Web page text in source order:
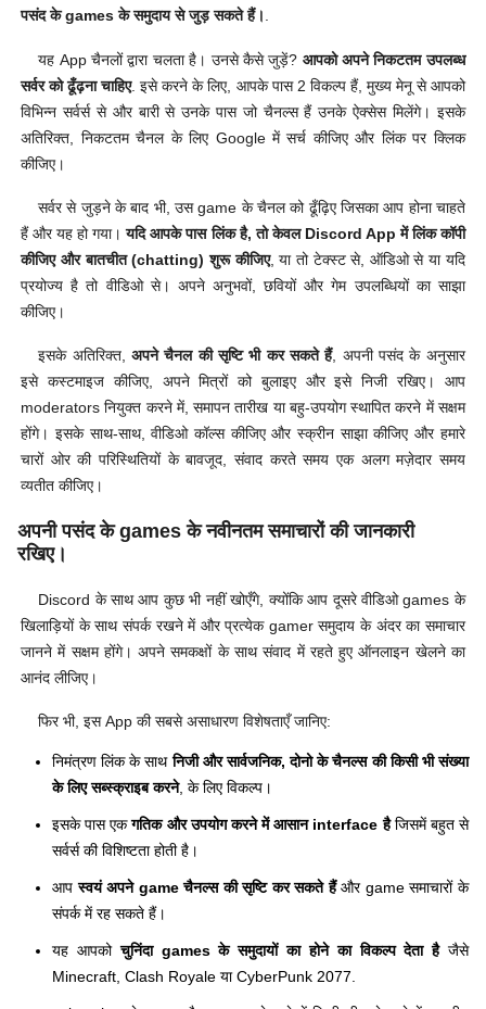
पसंद के games के समुदाय से जुड़ सकते हैं।.
यह App चैनलों द्वारा चलता है। उनसे कैसे जुड़ें? आपको अपने निकटतम उपलब्ध
सर्वर को ढूँढ़ना चाहिए. इसे करने के लिए, आपके पास 2 विकल्प हैं, मुख्य मेनू से आपको
विभिन्न सर्वर्स से और बारी से उनके पास जो चैनल्स हैं उनके ऐक्सेस मिलेंगे। इसके
अतिरिक्त, निकटतम चैनल के लिए Google में सर्च कीजिए और लिंक पर क्लिक
कीजिए।
सर्वर से जुड़ने के बाद भी, उस game के चैनल को ढूँढ़िए जिसका आप होना चाहते
हैं और यह हो गया।यदि आपके पास लिंक है, तो केवल Discord App में लिंक कॉपी
कीजिए और बातचीत (chatting) शुरू कीजिए, या तो टेक्स्ट से, ऑडिओ से या यदि
प्रयोज्य है तो वीडिओ से। अपने अनुभवों, छवियों और गेम उपलब्धियों का साझा
कीजिए।
इसके अतिरिक्त, अपने चैनल की सृष्टि भी कर सकते हैं, अपनी पसंद के अनुसार
इसे कस्टमाइज कीजिए, अपने मित्रों को बुलाइए और इसे निजी रखिए। आप
moderators नियुक्त करने में, समापन तारीख या बहु-उपयोग स्थापित करने में सक्षम
होंगे। इसके साथ-साथ, वीडिओ कॉल्स कीजिए और स्क्रीन साझा कीजिए और हमारे
चारों ओर की परिस्थितियों के बावजूद, संवाद करते समय एक अलग मज़ेदार समय
व्यतीत कीजिए।
अपनी पसंद के games के नवीनतम समाचारों की जानकारी
रखिए।
Discord के साथ आप कुछ भी नहीं खोएँगे, क्योंकि आप दूसरे वीडिओ games के
खिलाड़ियों के साथ संपर्क रखने में और प्रत्येक gamer समुदाय के अंदर का समाचार
जानने में सक्षम होंगे। अपने समकक्षों के साथ संवाद में रहते हुए ऑनलाइन खेलने का
आनंद लीजिए।
फिर भी, इस App की सबसे असाधारण विशेषताएँ जानिए:
निमंत्रण लिंक के साथनिजी और सार्वजनिक, दोनो के चैनल्स की किसी भी संख्या
के लिए सब्स्क्राइब करने, के लिए विकल्प।
इसके पास एकगतिक और उपयोग करने में आसान interface हैजिसमें बहुत से
सर्वर्स की विशिष्टता होती है।
आपस्वयं अपने game चैनल्स की सृष्टि कर सकते हैंऔर game समाचारों के
संपर्क में रह सकते हैं।
यह आपकोचुनिंदा games के समुदायों का होने का विकल्प देता हैजैसे
Minecraft, Clash Royale या CyberPunk 2077.